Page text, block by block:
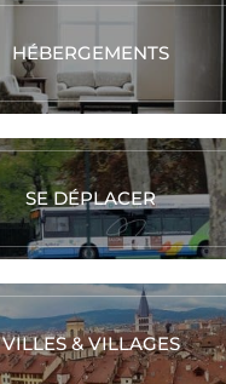
HÉBERGEMENTS
SE DÉPLACER
VILLES & VILLAGES